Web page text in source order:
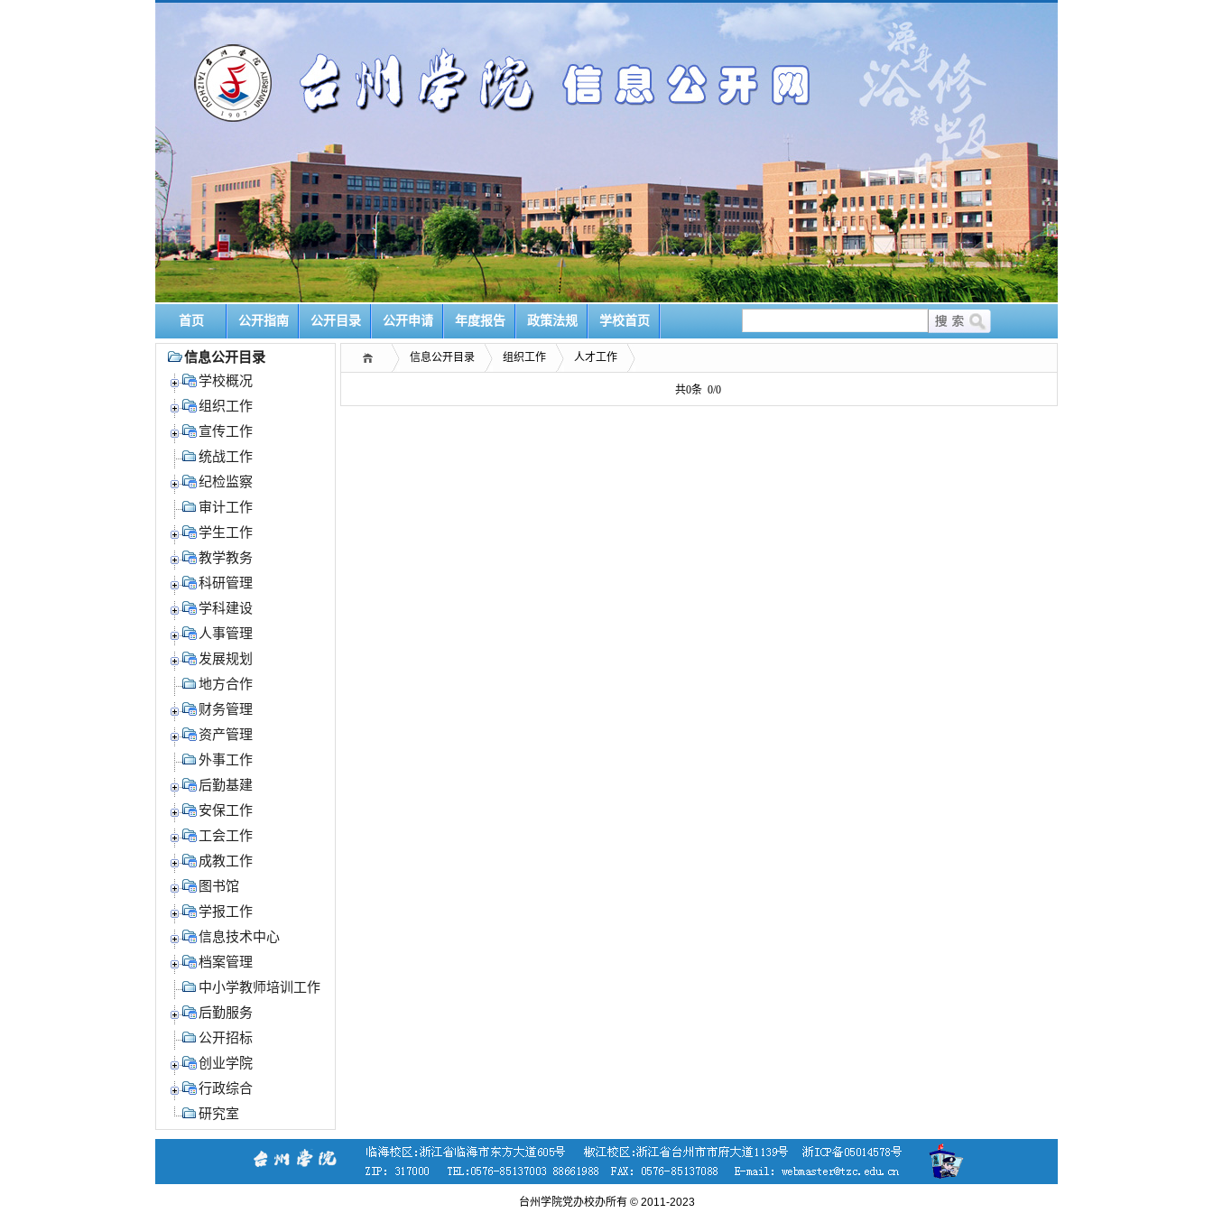
首页 公开指南 公开目录 公开申请 年度报告 政策法规 学校首页
信息公开目录
学校概况
组织工作
宣传工作
统战工作
纪检监察
审计工作
学生工作
教学教务
科研管理
学科建设
人事管理
发展规划
地方合作
财务管理
资产管理
外事工作
后勤基建
安保工作
工会工作
成教工作
图书馆
学报工作
信息技术中心
档案管理
中小学教师培训工作
后勤服务
公开招标
创业学院
行政综合
研究室
信息公开目录 组织工作 人才工作
共0条 0/0
台州学院党办校办所有 © 2011-2023